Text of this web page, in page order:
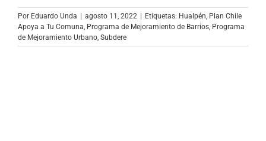
Por Eduardo Unda | agosto 11, 2022 | Etiquetas: Hualpén Plan Chile
Apoya a Tu Comuna Programa de Mejoramiento de Barrios Programa
de Mejoramiento Urbano Subdere